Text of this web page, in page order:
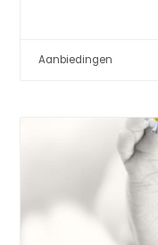
Aanbiedingen